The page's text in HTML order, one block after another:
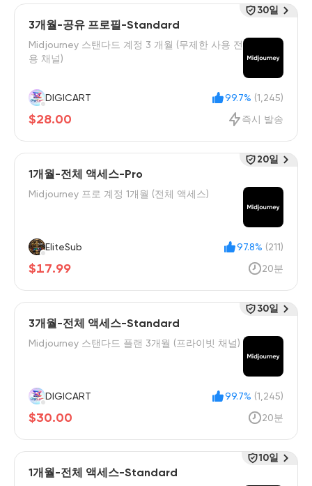
3개월-공유 프로필-Standard
Midjourney 스탠다드 계정 3 개월 (무제한 사용 전
용 채널)
DIGICART 99.7% (1,245)
$28.00 즉시 발송
30일
1개월-전체 액세스-Pro
Midjourney 프로 계정 1개월 (전체 액세스)
EliteSub 97.8% (211)
$17.99 20분
20일
3개월-전체 액세스-Standard
Midjourney 스탠다드 플랜 3개월 (프라이빗 채널)
DIGICART 99.7% (1,245)
$30.00 20분
30일
1개월-전체 액세스-Standard
10일